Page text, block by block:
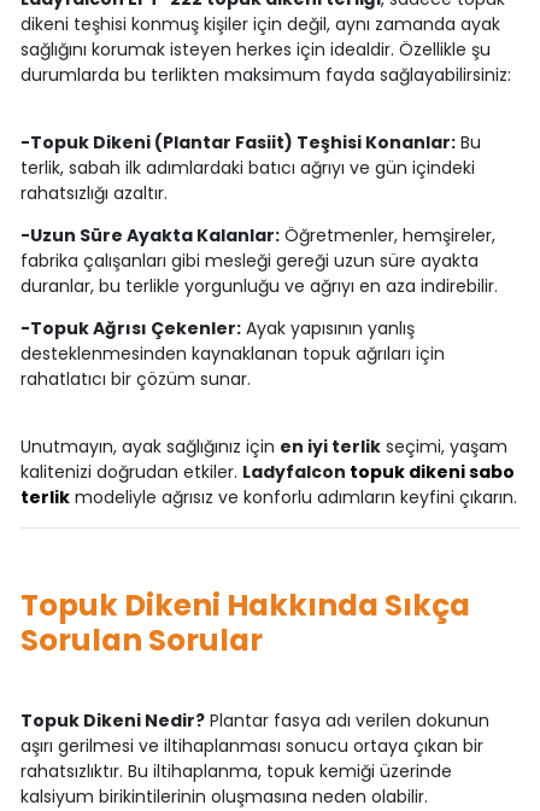
dikeni teşhisi konmuş kişiler için değil, aynı zamanda ayak
sağlığını korumak isteyen herkes için idealdir. Özellikle şu
durumlarda bu terlikten maksimum fayda sağlayabilirsiniz:
-Topuk Dikeni (Plantar Fasiit) Teşhisi Konanlar:Bu
terlik, sabah ilk adımlardaki batıcı ağrıyı ve gün içindeki
rahatsızlığı azaltır.
-Uzun Süre Ayakta Kalanlar:Öğretmenler, hemşireler,
fabrika çalışanları gibi mesleği gereği uzun süre ayakta
duranlar, bu terlikle yorgunluğu ve ağrıyı en aza indirebilir.
-Topuk Ağrısı Çekenler:Ayak yapısının yanlış
desteklenmesinden kaynaklanan topuk ağrıları için
rahatlatıcı bir çözüm sunar.
Unutmayın, ayak sağlığınız için en iyi terlikseçimi, yaşam
kalitenizi doğrudan etkiler. Ladyfalcon topuk dikeni sabo
terlikmodeliyle ağrısız ve konforlu adımların keyfini çıkarın.
Topuk Dikeni Hakkında Sıkça
Sorulan Sorular
Topuk Dikeni Nedir?Plantar fasya adı verilen dokunun
aşırı gerilmesi ve iltihaplanması sonucu ortaya çıkan bir
rahatsızlıktır. Bu iltihaplanma, topuk kemiği üzerinde
kalsiyum birikintilerinin oluşmasına neden olabilir.